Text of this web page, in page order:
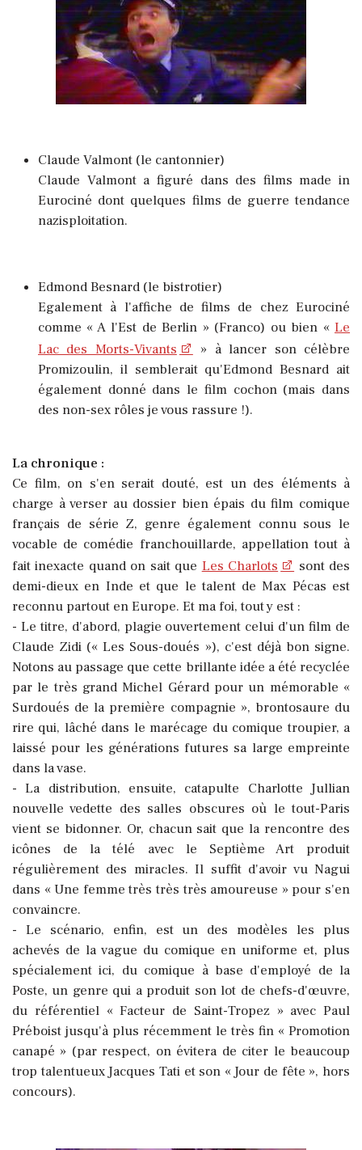
Claude Valmont (le cantonnier)
Claude Valmont a figuré dans des films made in
Eurociné dont quelques films de guerre tendance
nazisploitation.
Edmond Besnard (le bistrotier)
Egalement à l'affiche de films de chez Eurociné
comme « A l'Est de Berlin » (Franco) ou bien « Le
Lac des Morts-Vivants
» à lancer son célèbre
Promizoulin, il semblerait qu'Edmond Besnard ait
également donné dans le film cochon (mais dans
des non-sex rôles je vous rassure !).
La chronique :
Ce film, on s'en serait douté, est un des éléments à
charge à verser au dossier bien épais dufilm comique
français de série Z, genre également connu sous le
vocable de comédie franchouillarde, appellation tout à
fait inexacte quand on sait que Les Charlots
sont des
demi-dieux en Inde et que le talent de Max Pécas est
reconnu partout en Europe. Et ma foi, tout y est :
- Le titre, d'abord, plagie ouvertement celui d'un film de
Claude Zidi (« Les Sous-doués »), c'est déjà bon signe.
Notons au passage que cette brillante idée a été recyclée
par le très grand Michel Gérard pour un mémorable «
Surdoués de la première compagnie », brontosaure du
rire qui, lâché dans le marécage du comique troupier, a
laissé pour les générations futures sa large empreinte
dans la vase.
- La distribution, ensuite, catapulte Charlotte Jullian
nouvelle vedette des salles obscures où le tout-Paris
vient se bidonner. Or, chacun sait que la rencontre des
icônes de la télé avec le Septième Art produit
régulièrement des miracles. Il suffit d'avoir vu Nagui
dans « Une femme très très très amoureuse » pour s'en
convaincre.
- Le scénario, enfin, est un des modèles les plus
achevés de la vague du comique en uniforme et, plus
spécialement ici, du comique à base d'employé de la
Poste, un genre qui a produit son lot de chefs-d'œuvre,
du référentiel « Facteur de Saint-Tropez » avec Paul
Préboist jusqu'à plus récemment le très fin « Promotion
canapé » (par respect, on évitera de citer le beaucoup
trop talentueux Jacques Tati et son « Jour de fête », hors
concours).